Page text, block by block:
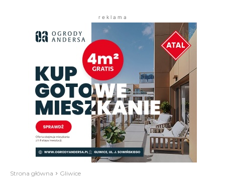
r e k l a m a
Strona główna Gliwice